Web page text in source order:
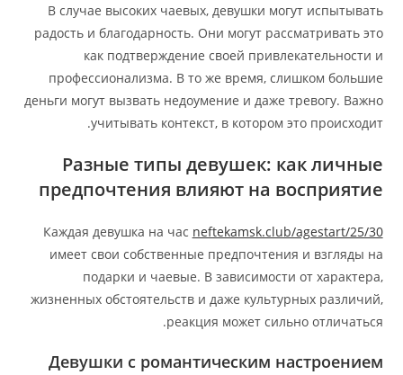
В случае высоких чаевых, девушки могут испытывать
радость и благодарность. Они могут рассматривать это
как подтверждение своей привлекательности и
профессионализма. В то же время, слишком большие
деньги могут вызвать недоумение и даже тревогу. Важно
учитывать контекст, в котором это происходит.
Разные типы девушек: как личные
предпочтения влияют на восприятие
Каждая девушка на час neftekamsk.club/agestart/25/30
имеет свои собственные предпочтения и взгляды на
подарки и чаевые. В зависимости от характера,
жизненных обстоятельств и даже культурных различий,
реакция может сильно отличаться.
Девушки с романтическим настроением